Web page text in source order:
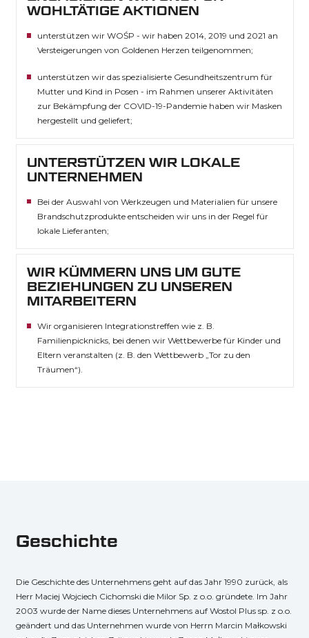
WOHLTÄTIGE AKTIONEN
unterstützen wir WOŚP - wir haben 2014, 2019 und 2021 an
Versteigerungen von Goldenen Herzen teilgenommen;
unterstützen wir das spezialisierte Gesundheitszentrum für
Mutter und Kind in Posen - im Rahmen unserer Aktivitäten
zur Bekämpfung der COVID-19-Pandemie haben wir Masken
hergestellt und geliefert;
UNTERSTÜTZEN WIR LOKALE
UNTERNEHMEN
Bei der Auswahl von Werkzeugen und Materialien für unsere
Brandschutzprodukte entscheiden wir uns in der Regel für
lokale Lieferanten;
WIR KÜMMERN UNS UM GUTE
BEZIEHUNGEN ZU UNSEREN
MITARBEITERN
Wir organisieren Integrationstreffen wie z. B.
Familienpicknicks, bei denen wir Wettbewerbe für Kinder und
Eltern veranstalten (z. B. den Wettbewerb „Tor zu den
Träumen“).
Geschichte
Die Geschichte des Unternehmens geht auf das Jahr 1990 zurück, als
Herr Maciej Wojciech Cichomski die Milor Sp. z o.o. gründete. Im Jahr
2003 wurde der Name dieses Unternehmens auf Wostol Plus sp. z o.o.
geändert und das Unternehmen wurde von Herrn Marcin Małkowski